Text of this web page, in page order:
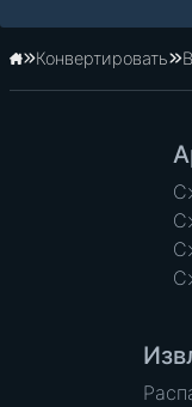
Главная
Конвертировать